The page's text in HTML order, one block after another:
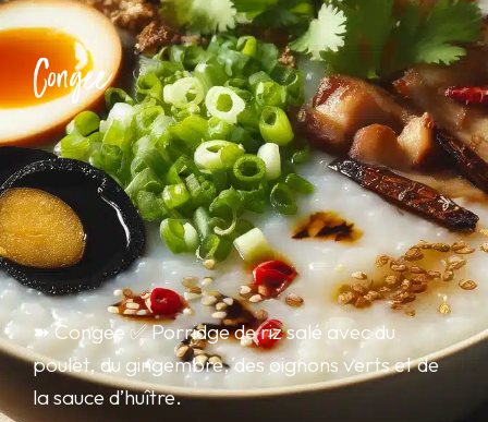
Congee
➽ Congee ✅ Porridge de riz salé avec du
poulet, du gingembre, des oignons verts et de
la sauce d’huître.